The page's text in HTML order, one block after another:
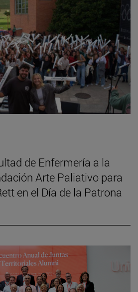
de Enfermería a la
Arte Paliativo para
en el Día de la Patrona